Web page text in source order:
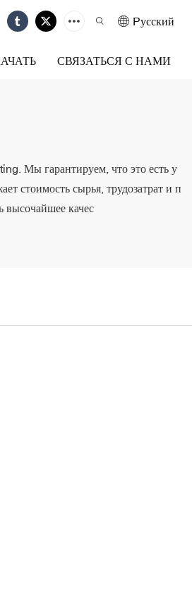
Pусский
СВЯЗАТЬСЯ С НАМИ
Мы гарантируем, что это есть у
стоимость сырья, трудозатрат и п
высочайшее качес